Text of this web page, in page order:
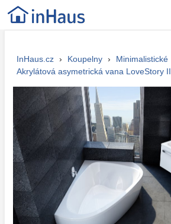
InHaus.cz › Koupelny › Minimalistické
Akrylátová asymetrická vana LoveStory II